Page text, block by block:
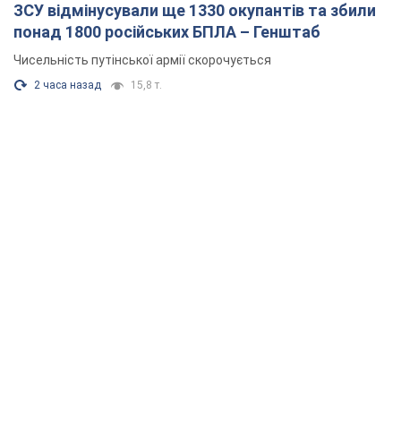
ЗСУ відмінусували ще 1330 окупантів та збили
понад 1800 російських БПЛА – Генштаб
Чисельність путінської армії скорочується
2 часа назад 15,8 т.